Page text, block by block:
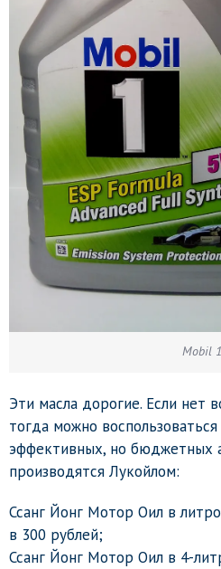
Mobil 1
Эти масла дорогие. Если нет
тогда можно
эффективных, но бюджетных
производятся Лукойлом:
Ссанг Йонг Мотор Оил в
в 300 рублей;
Ссанг Йонг Мотор Оил в 4-